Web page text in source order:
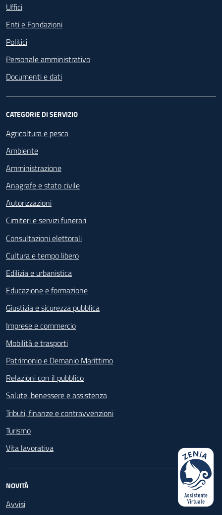
Uffici
Enti e Fondazioni
Politici
Personale amministrativo
Documenti e dati
CATEGORIE DI SERVIZIO
Agricoltura e pesca
Ambiente
Amministrazione
Anagrafe e stato civile
Autorizzazioni
Cimiteri e servizi funerari
Consultazioni elettorali
Cultura e tempo libero
Edilizia e urbanistica
Educazione e formazione
Giustizia e sicurezza pubblica
Imprese e commercio
Mobilità e trasporti
Patrimonio e Demanio Marittimo
Relazioni con il pubblico
Salute, benessere e assistenza
Tributi, finanze e contravvenzioni
Turismo
Vita lavorativa
NOVITÀ
Avvisi